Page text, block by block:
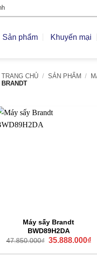
Sản phẩm Khuyến mại
TRANG CHỦ / SẢN PHẨM /
BRANDT
Máy sấy Brandt
BWD89H2DA
47.850.000₫ Giá
là:
35.888.000₫Giá